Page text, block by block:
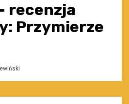
recenzja
Przymierze